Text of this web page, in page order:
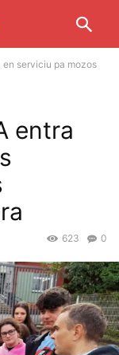
en serviciu pa mozos
entra
0
623